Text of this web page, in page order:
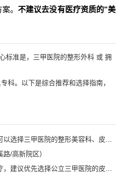
案。不建议去没有医疗资质的“美
标准是，三甲医院的整形外科 或 拥
科。以下是综合推荐和选择指南，
/高新院区）